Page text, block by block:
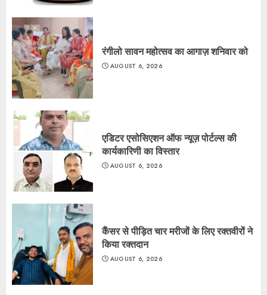
रंगीलो सावन महोत्सव का आगाज़ शनिवार को
AUGUST 6, 2026
एडिटर एसोसिएशन ऑफ न्यूज़ पोर्टल्स की
कार्यकारिणी का विस्तार
AUGUST 6, 2026
कैंसर से पीड़ित चार मरीजों के लिए रक्तवीरों ने
किया रक्तदान
AUGUST 6, 2026